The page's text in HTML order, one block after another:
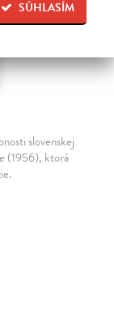
SÚHLASÍM
slovenskej
(1956), ktorá